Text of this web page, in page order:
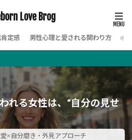
Love Brog
定感 男性心理と愛される関わり方 女
れる女性は、“自分の見せ
×自分磨き・外見アプローチ